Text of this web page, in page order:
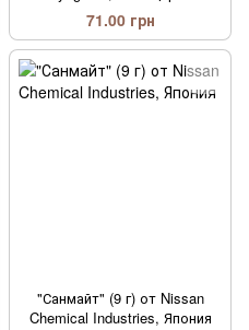
71.00 грн
"Санмайт" (9 г) от Nissan
Chemical Industries, Япония